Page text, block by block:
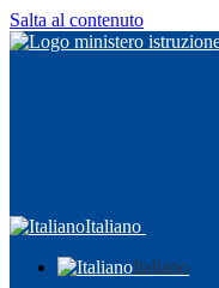
Salta al contenuto
Italiano
Italiano